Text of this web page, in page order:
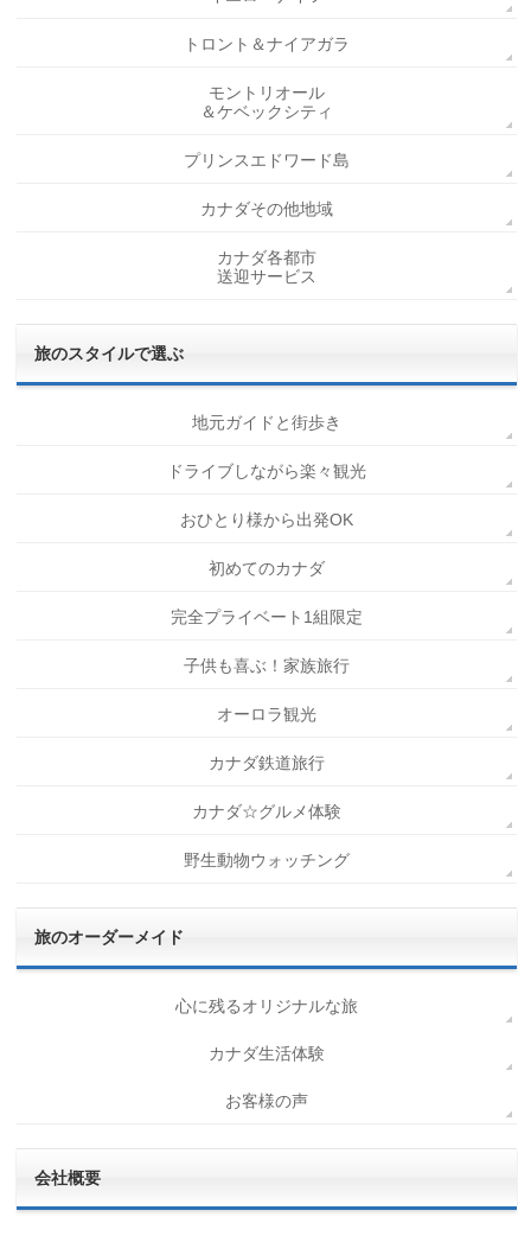
トロント＆ナイアガラ
モントリオール
＆ケベックシティ
プリンスエドワード島
カナダその他地域
カナダ各都市
送迎サービス
旅のスタイルで選ぶ
地元ガイドと街歩き
ドライブしながら楽々観光
おひとり様から出発OK
初めてのカナダ
完全プライベート1組限定
子供も喜ぶ！家族旅行
オーロラ観光
カナダ鉄道旅行
カナダ☆グルメ体験
野生動物ウォッチング
旅のオーダーメイド
心に残るオリジナルな旅
カナダ生活体験
お客様の声
会社概要